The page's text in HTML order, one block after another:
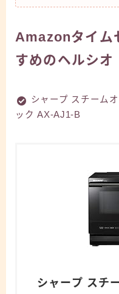
Amazonタイム
すめのヘルシオ
シャープ スチーム
ック AX-AJ1-B
シャープ スチ